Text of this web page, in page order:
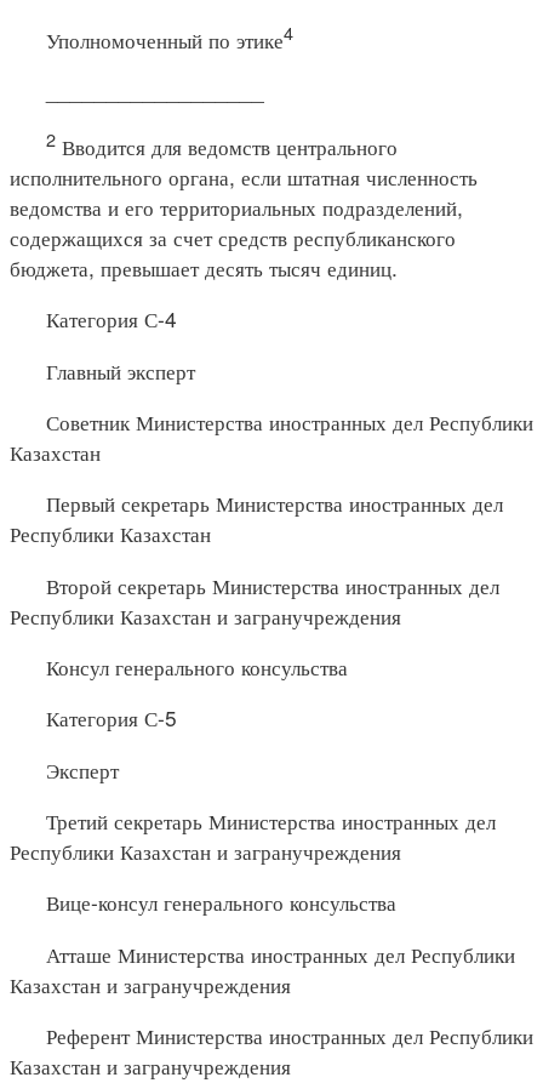
Уполномоченный по этике4
2 Вводится для ведомств центрального
исполнительного органа, если штатная численность
ведомства и его территориальных подразделений,
содержащихся за счет средств республиканского
бюджета, превышает десять тысяч единиц.
Категория С-4
Главный эксперт
Советник Министерства иностранных дел Республики
Казахстан
Первый секретарь Министерства иностранных дел
Республики Казахстан
Второй секретарь Министерства иностранных дел
Республики Казахстан и загранучреждения
Консул генерального консульства
Категория С-5
Эксперт
Третий секретарь Министерства иностранных дел
Республики Казахстан и загранучреждения
Вице-консул генерального консульства
Атташе Министерства иностранных дел Республики
Казахстан и загранучреждения
Референт Министерства иностранных дел Республики
Казахстан и загранучреждения